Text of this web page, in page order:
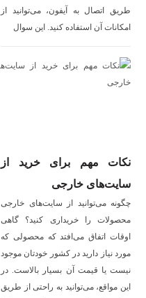
طریق اتصال به آیفون، می‌توانید از
امکانات آن استفاده کنید. این سوال
نکات مهم برای خرید از
سایت‌های خارجی
چگونه می‌توانید از سایت‌های خارجی
محصولات را خریداری کنید؟ گاهی
اوقات اتفاق می‌افتد که محصولی که
مورد نیاز دارید در کشور خودتان موجود
نیست یا قیمت آن بسیار بالاست. در
این مواقع، می‌توانید به راحتی از طریق